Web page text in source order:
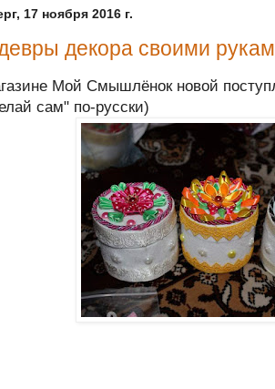
17 ноября 2016 г.
декора своими
Мой Смышлёнок новой
сам" по-русски)